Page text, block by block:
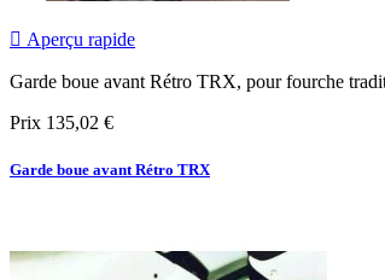
 Aperçu rapide
Garde boue avant Rétro TRX, pour fourche
Prix 135,02 €
Garde boue avant Rétro TRX